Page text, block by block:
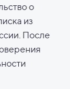
о
из
После